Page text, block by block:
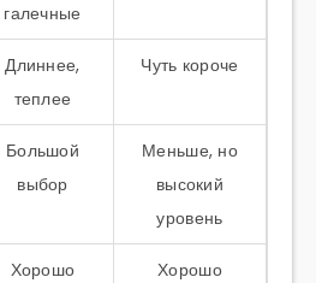
галечные
Длиннее,
теплее
Чуть короче
Большой
выбор
Меньше, но
высокий
уровень
Хорошо Хорошо